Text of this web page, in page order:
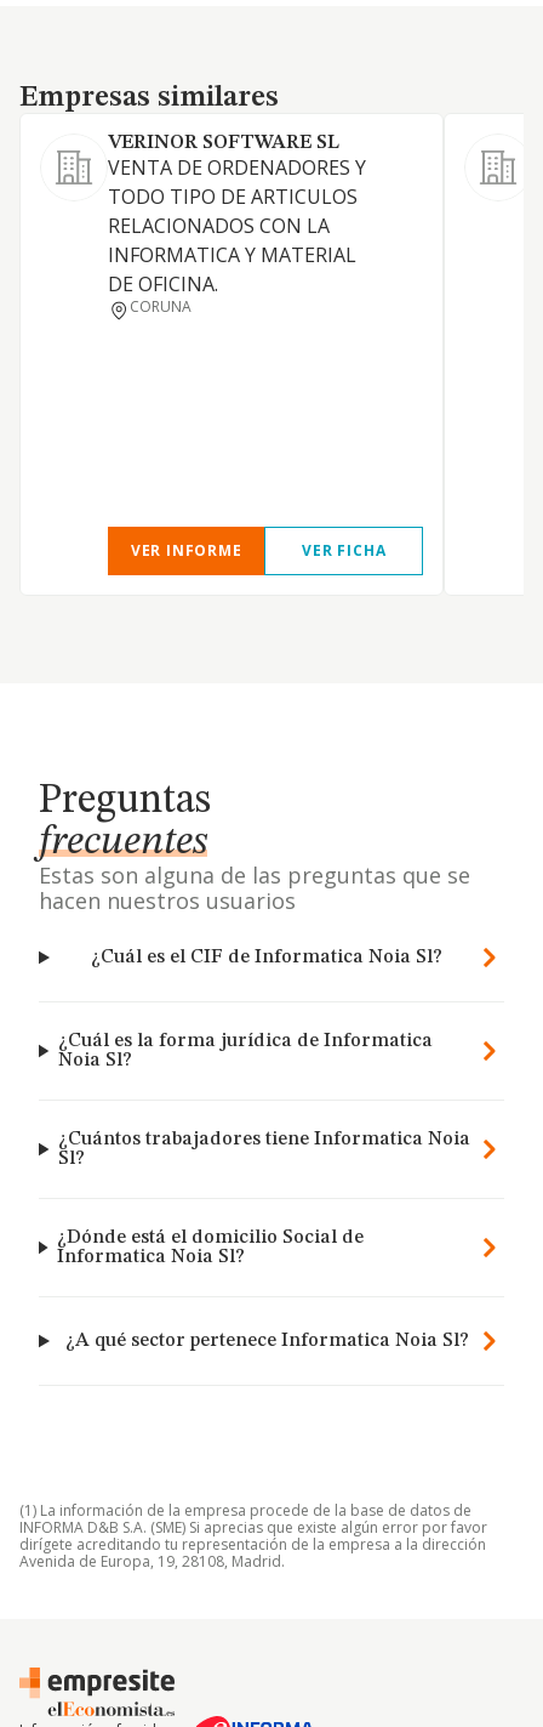
Empresas similares
Empresas similares
VERINOR SOFTWARE SL
VENTA DE ORDENADORES Y
TODO TIPO DE ARTICULOS
RELACIONADOS CON LA
INFORMATICA Y MATERIAL
DE OFICINA.
CORUNA
VER INFORME VER FICHA
Preguntas
frecuentes
Estas son alguna de las preguntas que se
hacen nuestros usuarios
¿Cuál es el CIF de Informatica Noia Sl?
¿Cuál es la forma jurídica de Informatica
Noia Sl?
¿Cuántos trabajadores tiene Informatica Noia
Sl?
¿Dónde está el domicilio Social de
Informatica Noia Sl?
¿A qué sector pertenece Informatica Noia Sl?
(1) La información de la empresa procede de la base de datos de
INFORMA D&B S.A. (SME) Si aprecias que existe algún error por favor
dirígete acreditando tu representación de la empresa a la dirección
Avenida de Europa, 19, 28108, Madrid.